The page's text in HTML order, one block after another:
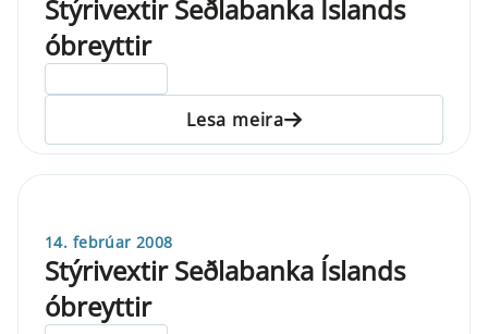
Stýrivextir Seðlabanka Íslands
óbreyttir
Lesa meira
14. febrúar 2008
Stýrivextir Seðlabanka Íslands
óbreyttir